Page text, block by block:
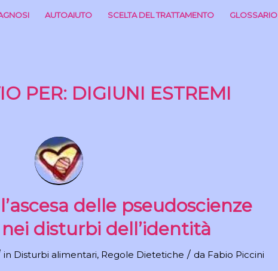
AUTOAIUTO SCELTA DEL TRATTAMENTO GLOSSARIO
PER: DIGIUNI ESTREMI
delle pseudoscienze
disturbi dell’identità
in Disturbi alimentari, Regole Dietetiche / da Fabio Piccini